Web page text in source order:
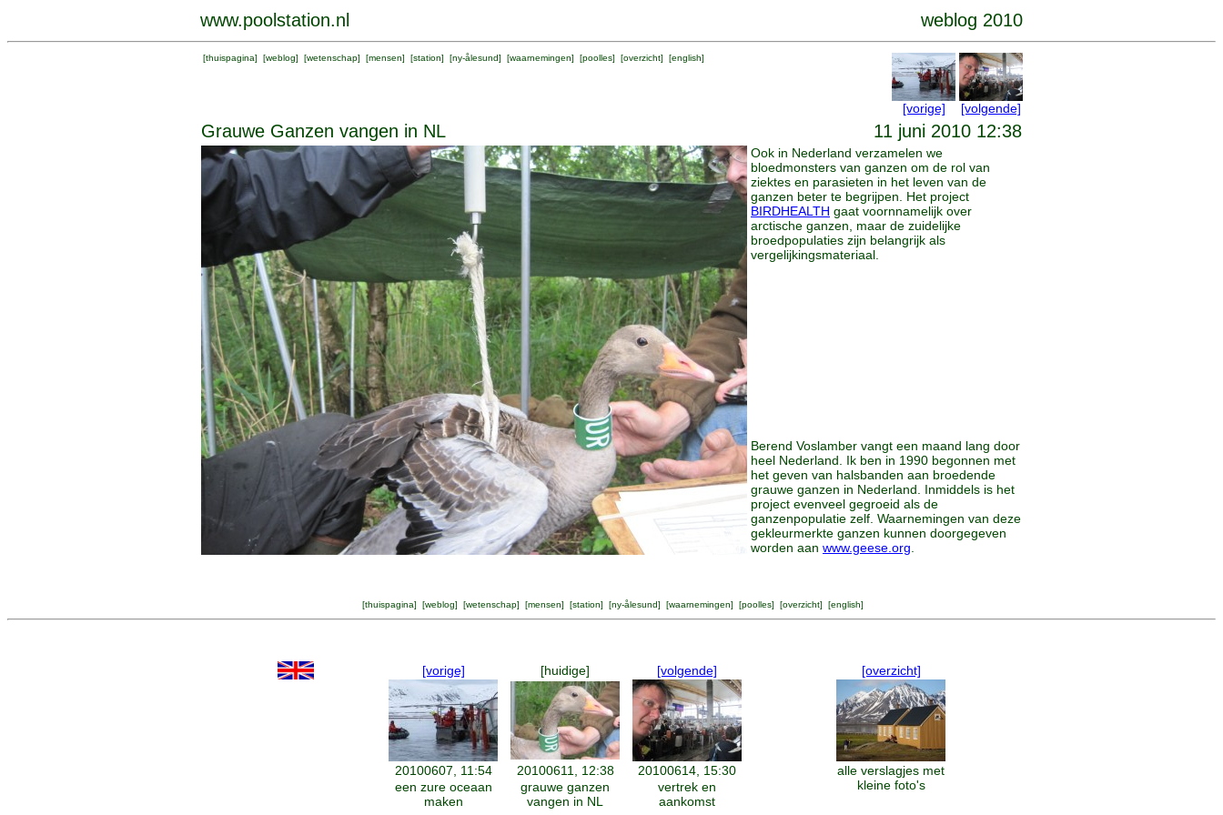
www.poolstation.nl weblog 2010
[thuispagina] [weblog] [wetenschap] [mensen] [station] [ny-ålesund] [waarnemingen] [poolles] [overzicht] [english]
[vorige] [volgende]
Grauwe Ganzen vangen in NL 11 juni 2010 12:38
Ook in Nederland verzamelen we
bloedmonsters van ganzen om de rol van
ziektes en parasieten in het leven van de
ganzen beter te begrijpen. Het project
BIRDHEALTH gaat voornnamelijk over
arctische ganzen, maar de zuidelijke
broedpopulaties zijn belangrijk als
vergelijkingsmateriaal.
Berend Voslamber vangt een maand lang door
heel Nederland. Ik ben in 1990 begonnen met
het geven van halsbanden aan broedende
grauwe ganzen in Nederland. Inmiddels is het
project evenveel gegroeid als de
ganzenpopulatie zelf. Waarnemingen van deze
gekleurmerkte ganzen kunnen doorgegeven
worden aan www.geese.org
[thuispagina] [weblog] [wetenschap] [mensen] [station] [ny-ålesund] [waarnemingen] [poolles] [overzicht] [english]
[vorige] [huidige] [volgende] [overzicht]
20100607, 11:54 20100611, 12:38 20100614, 15:30
alle verslagjes met
kleine foto's
een zure oceaan
maken
grauwe ganzen
vangen in NL
vertrek en
aankomst